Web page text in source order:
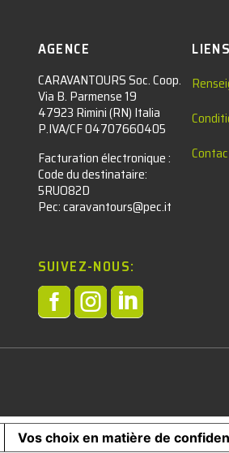
AGENCE
CARAVANTOURS Soc. Coop.
Via B. Parmense 19
47923 Rimini (RN) Italia
P.IVA/CF 04707660405
Facturation électronique :​
Code du destinataire:
5RUO82D
Pec: caravantours@pec.it
SUIVEZ-NOUS:

LIENS
Vos choix en matière de